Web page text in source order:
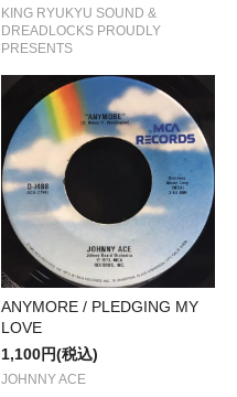
KING RYUKYU SOUND &
DREADLOCKS PROUDLY
PRESENTS
ANYMORE / PLEDGING MY
LOVE
1,100円(税込)
JOHNNY ACE